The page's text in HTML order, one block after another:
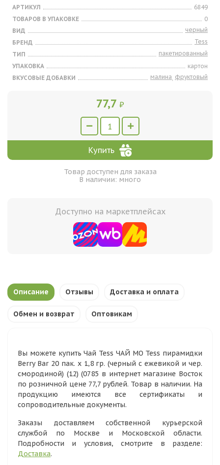
АРТИКУЛ
6849
ТОВАРОВ В УПАКОВКЕ
0
ВИД
черный
БРЕНД
Tess
ТИП
пакетированный
УПАКОВКА
картон
ВКУСОВЫЕ ДОБАВКИ
малина, фруктовый
77,7 ₽
Купить
Товар доступен для заказа
В наличии: много
Доступно на маркетплейсах
Описание Отзывы Доставка и оплата
Обмен и возврат Оптовикам
Вы можете купить Чай Tess ЧАЙ МО Tess пирамидки
Berry Bar 20 пак. х 1,8 гр. (черный с ежевикой и чер.
смородиной) (12) (0785 в интернет магазине Восток
по розничной цене 77,7 рублей. Товар в наличии. На
продукцию имеются все сертификаты и
сопроводительные документы.
Заказы доставляем собственной курьерской
службой по Москве и Московской области.
Подробности и условия, смотрите в разделе:
Доставка.